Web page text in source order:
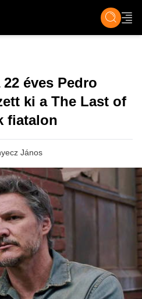
ÉLET TECH &
éves Pedro
ki a The Last of
fiatalon
János